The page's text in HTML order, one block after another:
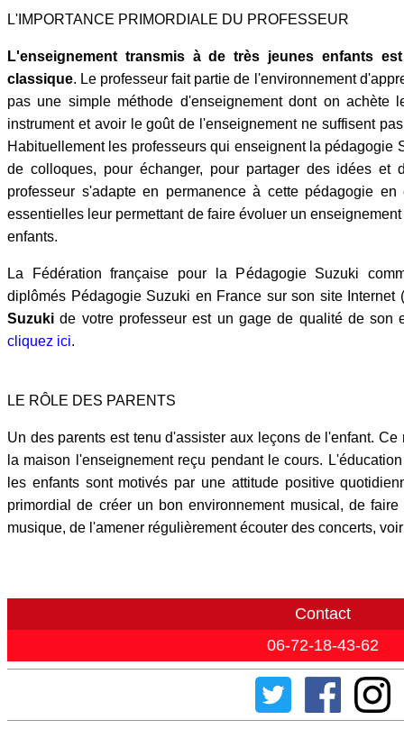
L'IMPORTANCE PRIMORDIALE DU PROFESSEUR
L'enseignement transmis à de très jeunes enfants
classique. Le professeur fait partie de l'environnement
pas une simple méthode d'enseignement dont on achète
instrument et avoir le goût de l'enseignement ne suffisent
Habituellement les professeurs qui enseignent la pédagogie
de colloques, pour échanger, pour partager des idées et
professeur s'adapte en permanence à cette pédagogie
essentielles leur permettant de faire évoluer un
enfants.
La Fédération française pour la Pédagogie Suzuki
diplômés Pédagogie Suzuki en France sur son site
Suzukide votre professeur est un gage de qualité de son
cliquez ici.
LE RÔLE DES PARENTS
Un des parents est tenu d'assister aux leçons de l'enfant.
la maison l'enseignement reçu pendant le cours.
les enfants sont motivés par une attitude positive
primordial de créer un bon environnement musical, de
musique, de l'amener régulièrement écouter des concerts,
Contact
06-72-18-43-62